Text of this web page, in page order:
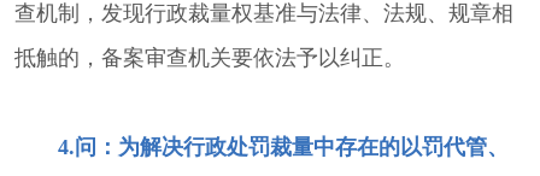
查机制，发现行政裁量权基准与法律、法规、规章相
抵触的，备案审查机关要依法予以纠正。
4.问：为解决行政处罚裁量中存在的以罚代管、